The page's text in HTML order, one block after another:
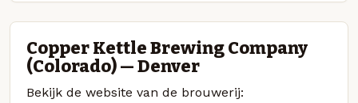
Copper Kettle Brewing Company
(Colorado) — Denver
Bekijk de website van de brouwerij: